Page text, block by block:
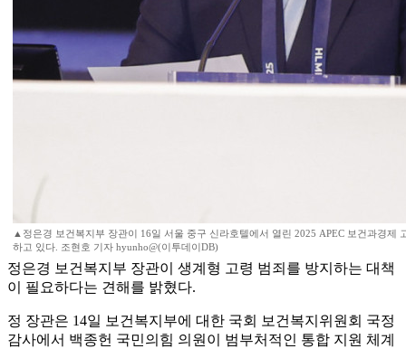
▲정은경 보건복지부 장관이 16일 서울 중구 신라호텔에서 열린 2025 APEC 보건과경제
하고 있다. 조현호 기자 hyunho@(이투데이DB)
정은경 보건복지부 장관이 생계형 고령 범죄를 방지하는 대책
이 필요하다는 견해를 밝혔다.
정 장관은 14일 보건복지부에 대한 국회 보건복지위원회 국정
감사에서 백종헌 국민의힘 의원이 범부처적인 통합 지원 체계